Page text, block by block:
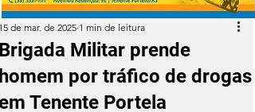
Militar prende
por tráfico de drogas
Tenente Portela
de mar. de 2025 1 min de leitura